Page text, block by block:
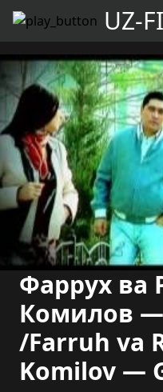
UZ-
Фаррух ва
Комилов —
/Farruh va
Komilov —